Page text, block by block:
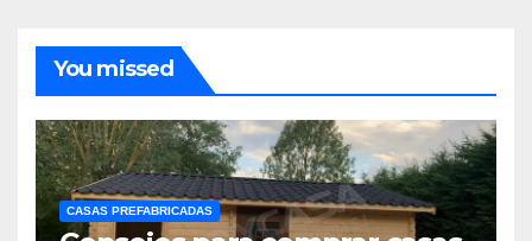
You missed
CASAS PREFABRICADAS